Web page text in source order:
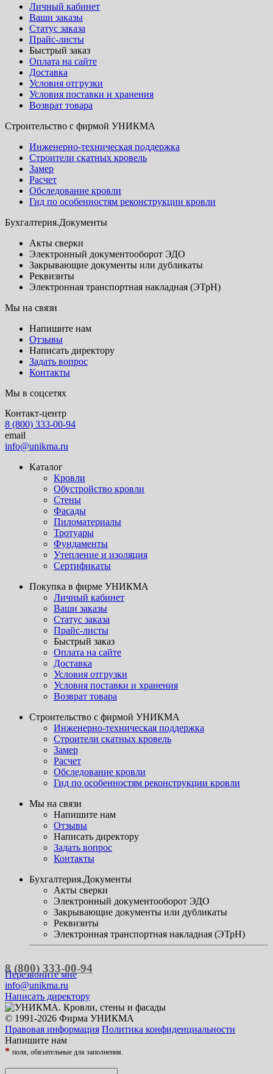
Личный кабинет
Ваши заказы
Статус заказа
Прайс-листы
Быстрый заказ
Оплата на сайте
Доставка
Условия отгрузки
Условия поставки и хранения
Возврат товара
Строительство с фирмой УНИКМА
Инженерно-техническая поддержка
Строители скатных кровель
Замер
Расчет
Обследование кровли
Гид по особенностям реконструкции кровли
Бухгалтерия.Документы
Акты сверки
Электронный документооборот ЭДО
Закрывающие документы или дубликаты
Реквизиты
Электронная транспортная накладная (ЭТрН)
Мы на связи
Напишите нам
Отзывы
Написать директору
Задать вопрос
Контакты
Мы в соцсетях
Контакт-центр
8 (800) 333-00-94
email
info@unikma.ru
Каталог
Кровли
Обустройство кровли
Стены
Фасады
Пиломатериалы
Тротуары
Фундаменты
Утепление и изоляция
Сертификаты
Покупка в фирме УНИКМА
Личный кабинет
Ваши заказы
Статус заказа
Прайс-листы
Быстрый заказ
Оплата на сайте
Доставка
Условия отгрузки
Условия поставки и хранения
Возврат товара
Строительство с фирмой УНИКМА
Инженерно-техническая поддержка
Строители скатных кровель
Замер
Расчет
Обследование кровли
Гид по особенностям реконструкции кровли
Мы на связи
Напишите нам
Отзывы
Написать директору
Задать вопрос
Контакты
Бухгалтерия.Документы
Акты сверки
Электронный документооборот ЭДО
Закрывающие документы или дубликаты
Реквизиты
Электронная транспортная накладная (ЭТрН)
8 (800) 333-00-94
Перезвоните мне
info@unikma.ru
Написать директору
© 1991-2026 Фирма УНИКМА
Правовая информация Политика конфиденциальности
Напишите нам
* поля, обязательные для заполнения.